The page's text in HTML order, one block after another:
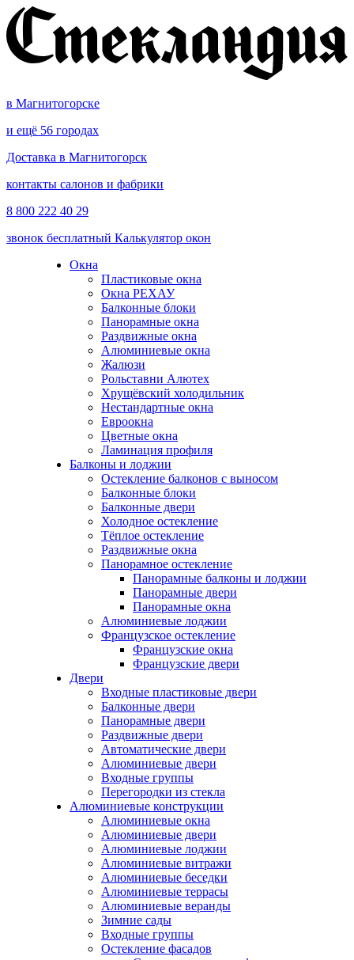
в Магнитогорске
и ещё 56 городах
Доставка в Магнитогорск
контакты салонов и фабрики
8 800 222 40 29
звонок бесплатный Калькулятор окон
Окна
Пластиковые окна
Окна РЕХАУ
Балконные блоки
Панорамные окна
Раздвижные окна
Алюминиевые окна
Жалюзи
Рольставни Алютех
Хрущёвский холодильник
Нестандартные окна
Евроокна
Цветные окна
Ламинация профиля
Балконы и лоджии
Остекление балконов с выносом
Балконные блоки
Балконные двери
Холодное остекление
Тёплое остекление
Раздвижные окна
Панорамное остекление
Панорамные балконы и лоджии
Панорамные двери
Панорамные окна
Алюминиевые лоджии
Французское остекление
Французские окна
Французские двери
Двери
Входные пластиковые двери
Балконные двери
Панорамные двери
Раздвижные двери
Автоматические двери
Алюминиевые двери
Входные группы
Перегородки из стекла
Алюминиевые конструкции
Алюминиевые окна
Алюминиевые двери
Алюминиевые лоджии
Алюминиевые витражи
Алюминиевые беседки
Алюминиевые террасы
Алюминиевые веранды
Зимние сады
Входные группы
Остекление фасадов